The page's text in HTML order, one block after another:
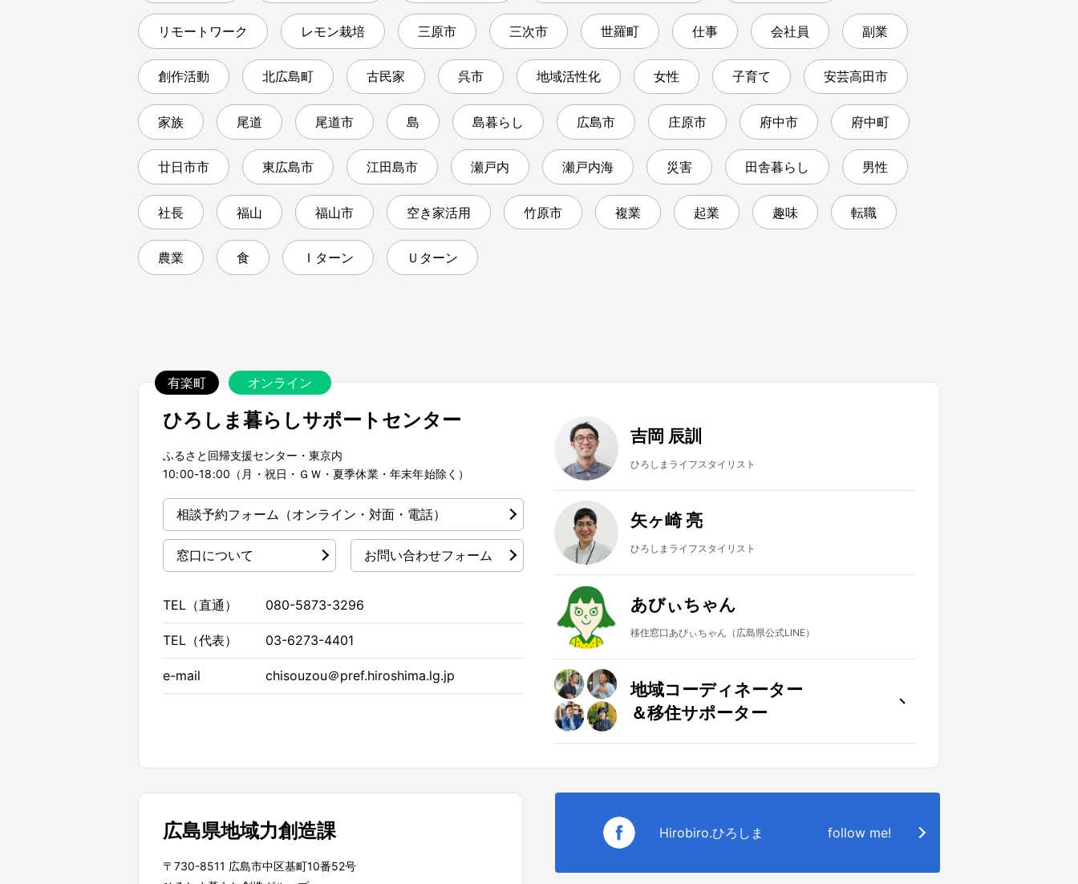
リモートワーク レモン栽培 三原市 三次市 世羅町 仕事 会社員 副業
創作活動 北広島町 古民家 呉市 地域活性化 女性 子育て 安芸高田市
家族 尾道 尾道市 島 島暮らし 広島市 庄原市 府中市 府中町
廿日市市 東広島市 江田島市 瀬戸内 瀬戸内海 災害 田舎暮らし 男性
社長 福山 福山市 空き家活用 竹原市 複業 起業 趣味 転職
農業 食 Ｉターン Ｕターン
有楽町 オンライン
ひろしま暮らしサポートセンター
ふるさと回帰支援センター・東京内
10:00-18:00（月・祝日・ＧＷ・夏季休業・年末年始除く）
相談予約フォーム （オンライン・対面・電話）
窓口について お問い合わせフォーム
TEL（直通） 080-5873-3296
TEL（代表） 03-6273-4401
e-mail chisouzou＠pref.hiroshima.lg.jp
吉岡 辰訓
ひろしまライフスタイリスト
矢ヶ崎 亮
ひろしまライフスタイリスト
あびぃちゃん
移住窓口あびぃちゃん（広島県公式LINE）
地域コーディネーター
＆移住サポーター
広島県地域力創造課
〒730-8511 広島市中区基町10番52号
Hirobiro.ひろしま follow me!